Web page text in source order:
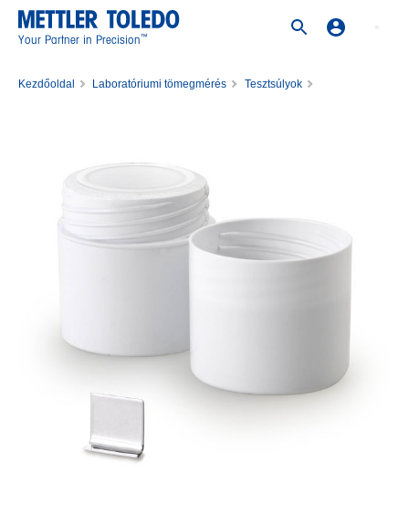
Your Partner in Precision™
Kezdőoldal Laboratóriumi tömegmérés
Tesztsúlyok